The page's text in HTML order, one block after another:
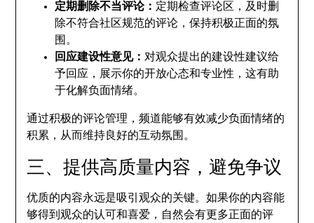
定期删除不当评论： 定期检查评论区，及时删
除不符合社区规范的评论，保持积极正面的氛
围。
回应建设性意见： 对观众提出的建设性建议给
予回应，展示你的开放心态和专业性，这有助
于化解负面情绪。
通过积极的评论管理，频道能够有效减少负面情绪的
积累，从而维持良好的互动氛围。
三、提供高质量内容，避免争议
优质的内容永远是吸引观众的关键。如果你的内容能
够得到观众的认可和喜爱，自然会有更多正面的评